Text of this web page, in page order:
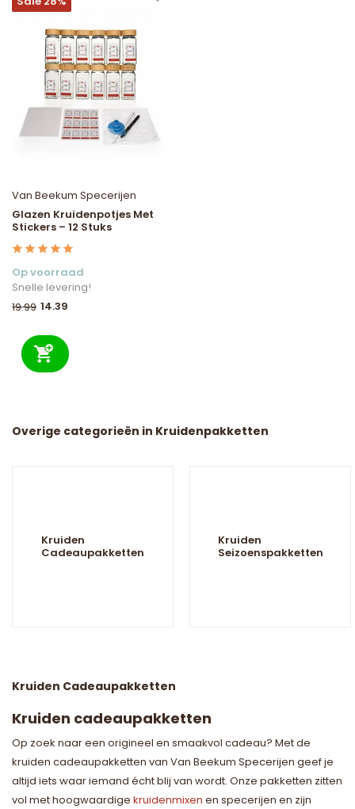
Van Beekum Specerijen
Glazen Kruidenpotjes Met
Stickers – 12 Stuks
Op voorraad
Snelle levering!
19.99 14.39
Overige categorieën in Kruidenpakketten
Kruiden
Cadeaupakketten
Kruiden
Seizoenspakketten
Kruiden Cadeaupakketten
Kruiden cadeaupakketten
Op zoek naar een origineel en smaakvol cadeau? Met de
kruiden cadeaupakketten van Van Beekum Specerijen geef je
altijd iets waar iemand écht blij van wordt. Onze pakketten zitten
vol met hoogwaardige kruidenmixen en specerijen en zijn